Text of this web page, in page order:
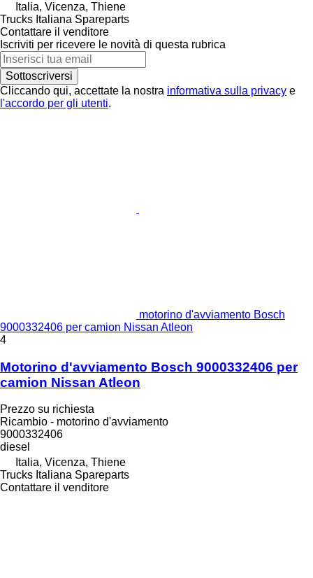
Italia, Vicenza, Thiene
Trucks Italiana Spareparts
Contattare il venditore
Iscriviti per ricevere le novità di questa rubrica
Sottoscriversi
Cliccando qui, accettate la nostra informativa sulla privacy e
l'accordo per gli utenti.
motorino d'avviamento Bosch
9000332406 per camion Nissan Atleon
4
Motorino d'avviamento Bosch 9000332406 per
camion Nissan Atleon
Prezzo su richiesta
Ricambio - motorino d'avviamento
9000332406
diesel
Italia, Vicenza, Thiene
Trucks Italiana Spareparts
Contattare il venditore